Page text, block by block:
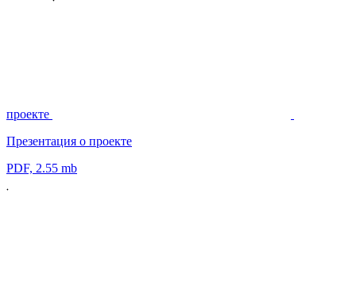
проекте
Презентация о проекте
PDF, 2.55 mb